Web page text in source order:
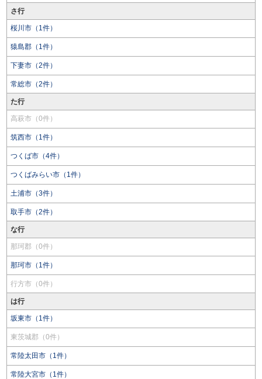
さ行
桜川市（1件）
猿島郡（1件）
下妻市（2件）
常総市（2件）
た行
高萩市（0件）
筑西市（1件）
つくば市（4件）
つくばみらい市（1件）
土浦市（3件）
取手市（2件）
な行
那珂郡（0件）
那珂市（1件）
行方市（0件）
は行
坂東市（1件）
東茨城郡（0件）
常陸太田市（1件）
常陸大宮市（1件）